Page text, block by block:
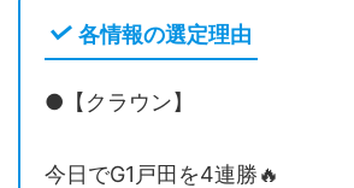
各情報の選定理由
●【クラウン】
今日でG1戸田を4連勝🔥